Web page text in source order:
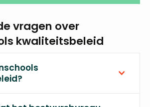
vragen over
kwaliteitsbeleid